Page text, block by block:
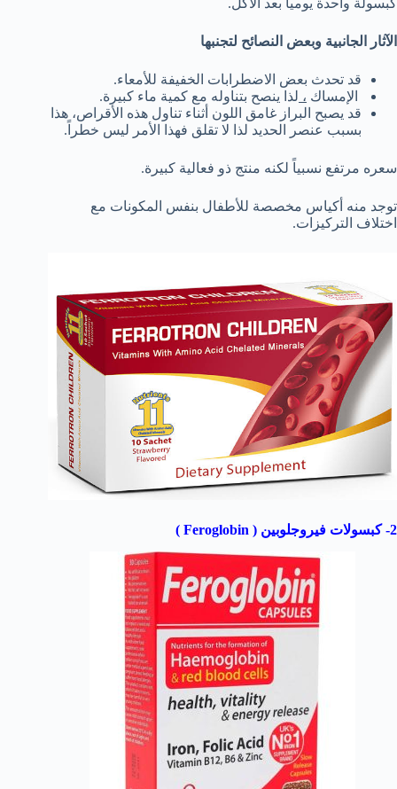
كبسولة واحدة يومياً بعد الأكل.
الآثار الجانبية وبعض النصائح لتجنبها
قد تحدث بعض الاضطرابات الخفيفة للأمعاء.
الإمساك ، لذا ينصح بتناوله مع كمية ماء كبيرة.
قد يصبح البراز غامق اللون أثناء تناول هذه الأقراص، هذا
بسبب عنصر الحديد لذا لا تقلق فهذا الأمر ليس خطراً.
سعره مرتفع نسبياً لكنه منتج ذو فعالية كبيرة.
توجد منه أكياس مخصصة للأطفال بنفس المكونات مع
اختلاف التركيزات.
2- كبسولات فيروجلوبين ( Feroglobin )